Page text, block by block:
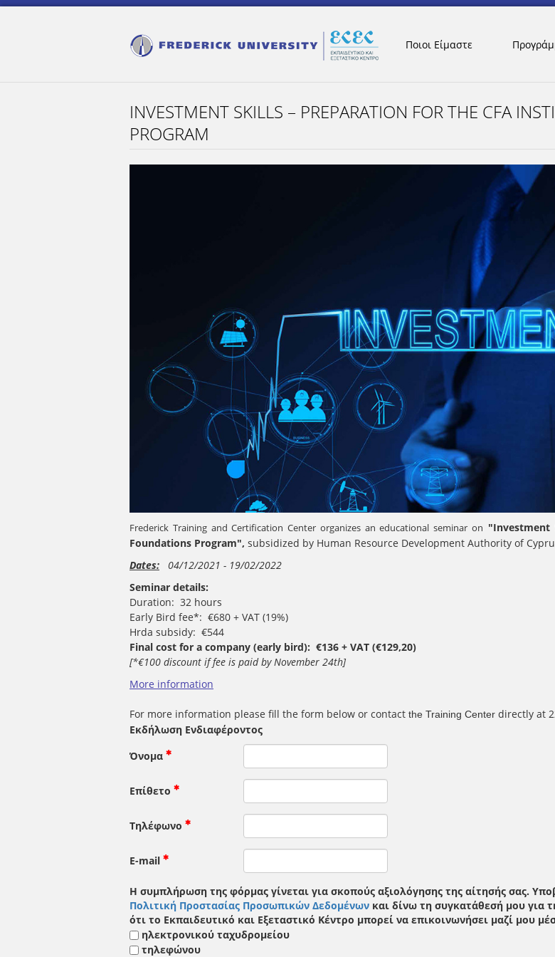
Ποιοι Είμαστε
INVESTMENT SKILLS – PREPARATION FOR THE CFA
PROGRAM
Frederick Training and Certification Center organizes an educational seminar on "Investment
Foundations Program", subsidized by Human Resource Development Authority of
Dates: 04/12/2021 - 19/02/2022
Seminar details:
Duration: 32 hours
Early Bird fee*: €680 + VAT (19%)
Hrda subsidy: €544
Final cost for a company (early bird): €136 + VAT (€129,20)
[*€100 discount if fee is paid by November 24th]
More information
For more information please fill the form below or contact the Training Center directly at
Εκδήλωση Ενδιαφέροντος
Όνομα
Επίθετο
Τηλέφωνο
E-mail
Η συμπλήρωση της φόρμας γίνεται για σκοπούς αξιολόγησης της αίτησής σας.
Πολιτική Προστασίας Προσωπικών Δεδομένων και δίνω τη συγκατάθεσή μου για
ότι το Εκπαιδευτικό και Εξεταστικό Κέντρο μπορεί να επικοινωνήσει μαζί μου
ηλεκτρονικού ταχυδρομείου
τηλεφώνου